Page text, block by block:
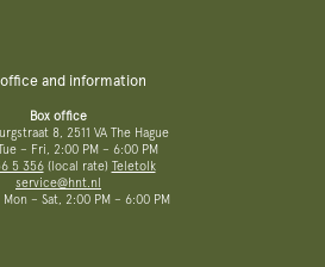
and information
Box office
8, 2511 VA The Hague
– Fri, 2:00 PM – 6:00 PM
5 356(local rate) Teletolk
service@hnt.nl
– Sat, 2:00 PM – 6:00 PM